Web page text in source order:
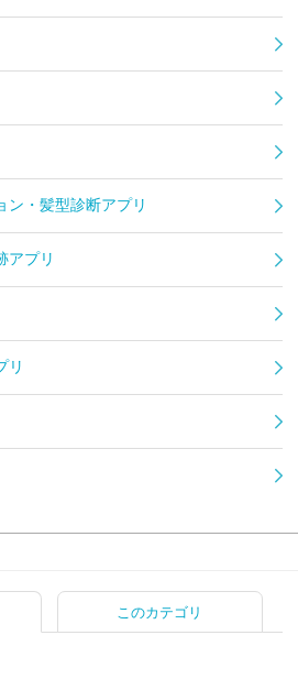
ン・髪型診断アプリ
アプリ
リ
このカテゴリ